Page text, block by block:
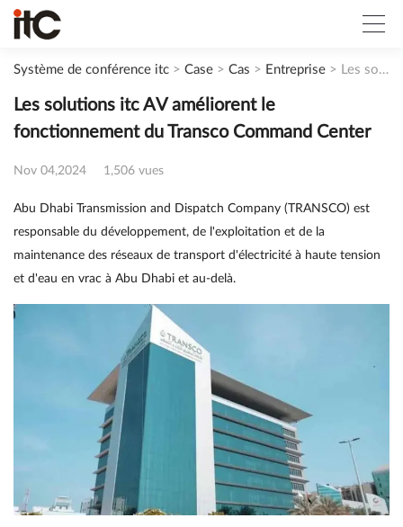
Système de conférence itc > Case > Cas > Entreprise > Les solutions itc AV améliorent le fonctionnement du Transco Command Center
Les solutions itc AV améliorent le
fonctionnement du Transco Command Center
Nov 04,2024 1,506 vues
Abu Dhabi Transmission and Dispatch Company (TRANSCO) est
responsable du développement, de l'exploitation et de la
maintenance des réseaux de transport d'électricité à haute tension
et d'eau en vrac à Abu Dhabi et au-delà.